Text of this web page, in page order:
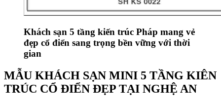
Khách sạn 5 tầng kiến trúc Pháp mang vẻ
đẹp cổ điển sang trọng bền vững với thời
gian
MẪU KHÁCH SẠN MINI 5 TẦNG KIÊN
TRÚC CỔ ĐIỂN ĐẸP TẠI NGHỆ AN